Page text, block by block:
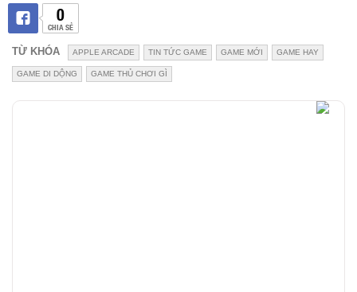
0
CHIA SẺ
TỪ KHÓA APPLE ARCADE TIN TỨC GAME GAME MỚI GAME HAY
GAME DI DỘNG GAME THỦ CHƠI GÌ